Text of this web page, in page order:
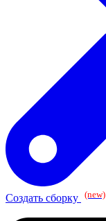
Создать сборку (new)